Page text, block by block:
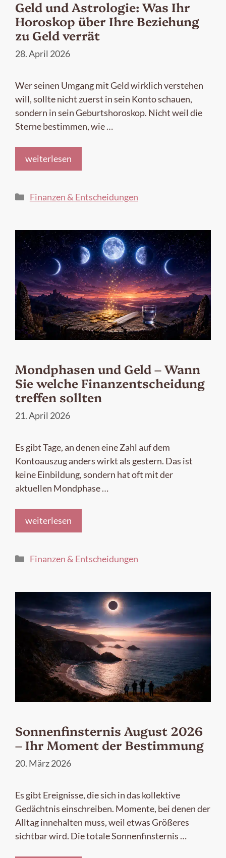
Geld und Astrologie: Was Ihr
Horoskop über Ihre Beziehung
zu Geld verrät
28. April 2026
Wer seinen Umgang mit Geld wirklich verstehen
will, sollte nicht zuerst in sein Konto schauen,
sondern in sein Geburtshoroskop. Nicht weil die
Sterne bestimmen, wie …
weiterlesen
Kategorien
Finanzen & Entscheidungen
Mondphasen und Geld – Wann
Sie welche Finanzentscheidung
treffen sollten
21. April 2026
Es gibt Tage, an denen eine Zahl auf dem
Kontoauszug anders wirkt als gestern. Das ist
keine Einbildung, sondern hat oft mit der
aktuellen Mondphase …
weiterlesen
Kategorien
Finanzen & Entscheidungen
Sonnenfinsternis August 2026
– Ihr Moment der Bestimmung
20. März 2026
Es gibt Ereignisse, die sich in das kollektive
Gedächtnis einschreiben. Momente, bei denen der
Alltag innehalten muss, weil etwas Größeres
sichtbar wird. Die totale Sonnenfinsternis …